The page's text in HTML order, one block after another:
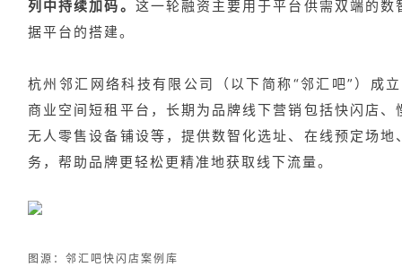
列中持续加码。 这一轮融资主要用于平台供需双端的
据平台的搭建。
杭州邻汇网络科技有限公司（以下简称“邻汇吧”）成
商业空间短租平台，长期为品牌线下营销包括快闪店
无人零售设备铺设等，提供数智化选址、在线预定场
务，帮助品牌更轻松更精准地获取线下流量。
图源：邻汇吧快闪店案例库